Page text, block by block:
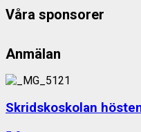
Våra sponsorer
Anmälan
Skridskoskolan